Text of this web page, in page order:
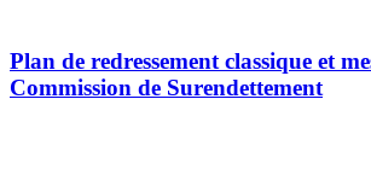
Plan de redressement classique et
Commission de Surendettement